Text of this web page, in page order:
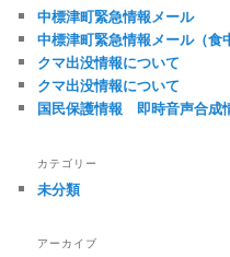
中標津町緊急情報メール
中標津町緊急情報メール（食
クマ出没情報について
クマ出没情報について
国民保護情報 即時音声合成
カテゴリー
未分類
アーカイブ